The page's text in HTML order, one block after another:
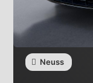
Neuss